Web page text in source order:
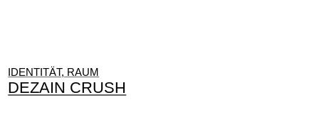
IDENTITÄT, RAUM
DEZAIN CRUSH